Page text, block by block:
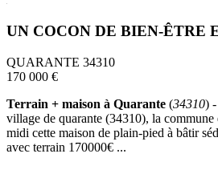
UN COCON DE BIEN-ÊTRE
QUARANTE 34310
170 000 €
Terrain + maison à Quarante (34310)
village de quarante (34310), la commune
midi cette maison de plain-pied à bâtir
avec terrain 170000€ ...